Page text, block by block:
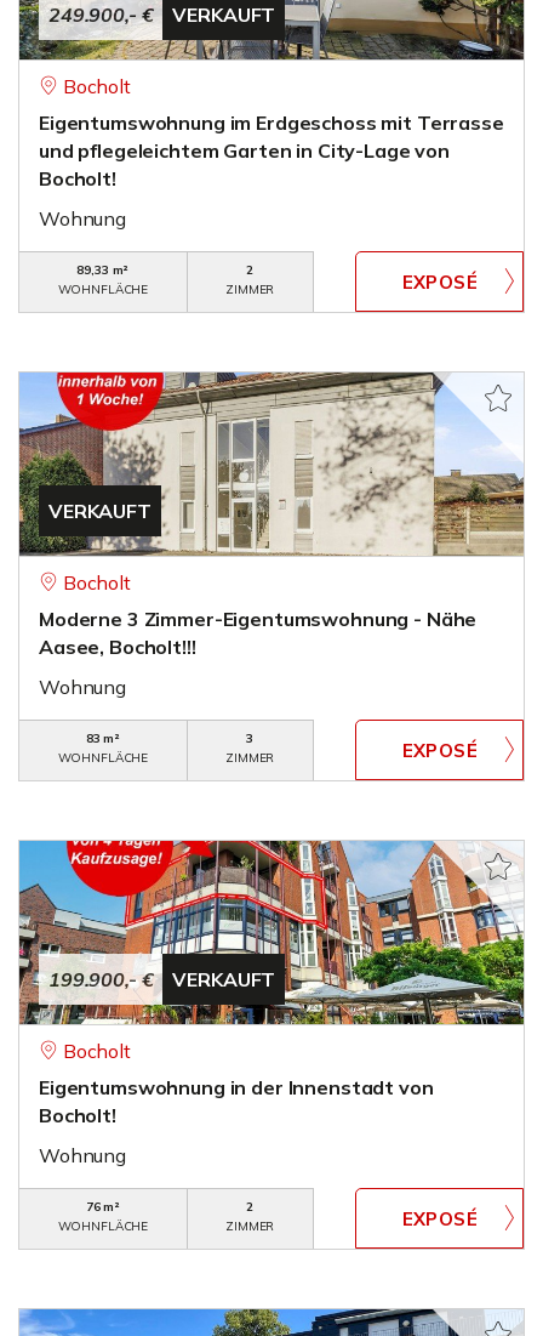
249.900,- € VERKAUFT
Bocholt
Eigentumswohnung im Erdgeschoss mit Terrasse
und pflegeleichtem Garten in City-Lage von
Bocholt!
Wohnung
89,33 m²
WOHNFLÄCHE
2
ZIMMER
VERKAUFT
Bocholt
Moderne 3 Zimmer-Eigentumswohnung - Nähe
Aasee, Bocholt!!!
Wohnung
83 m²
WOHNFLÄCHE
3
ZIMMER
199.900,- € VERKAUFT
Bocholt
Eigentumswohnung in der Innenstadt von
Bocholt!
Wohnung
76 m²
WOHNFLÄCHE
2
ZIMMER